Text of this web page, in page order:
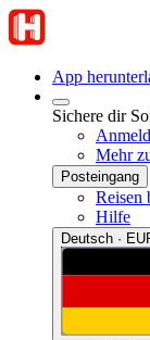
App
Sichere dir
Mehr
Posteingang
Reisen
Hilfe
Deutsch ·